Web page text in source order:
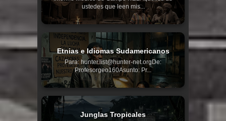
ustedes que leen mis...
Etnias e Idiomas Sudamericanos
Para: hunter.list@hunter-net.orgDe:
Profesorgeo160Asunto: Pr...
Junglas Tropicales